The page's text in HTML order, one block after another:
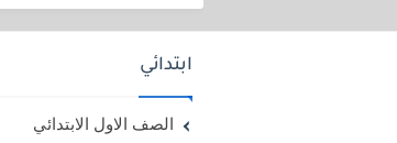
ابتدائي
الصف الاول الابتدائي